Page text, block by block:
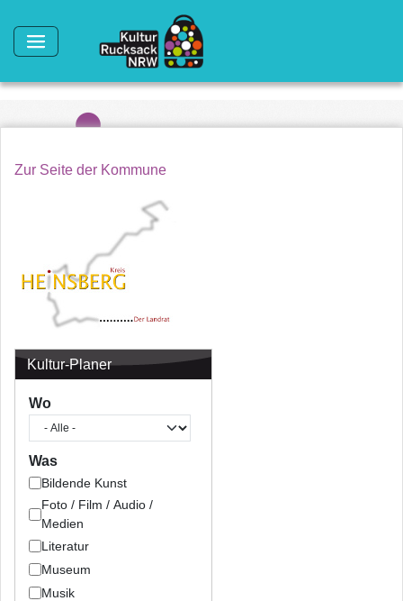
Zur Seite der Kommune
Kultur-Planer
Wo
Was
Bildende Kunst
Foto / Film / Audio /
Medien
Literatur
Museum
Musik